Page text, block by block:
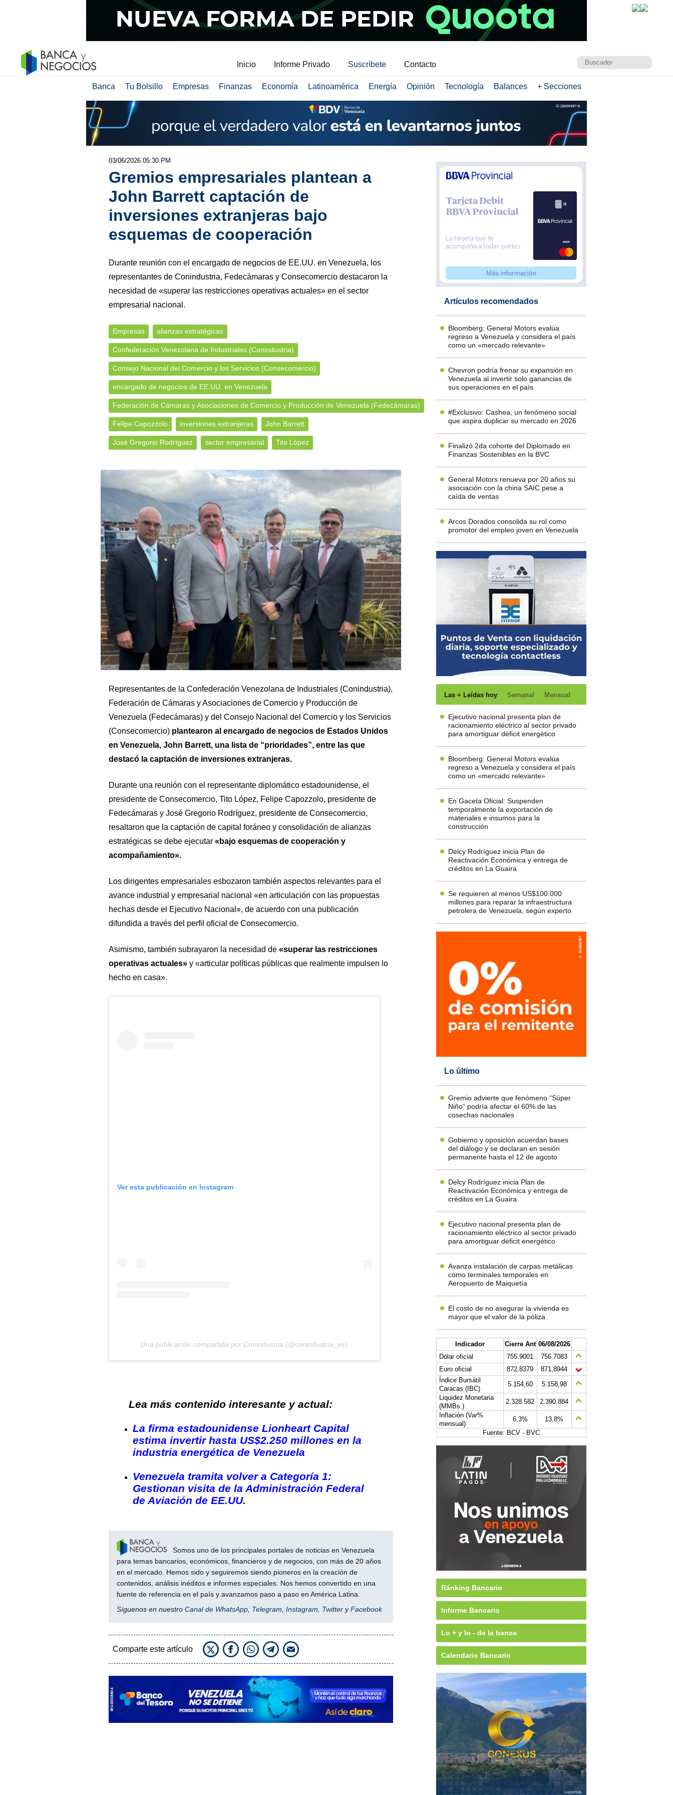
Inicio Informe Privado Suscríbete Contacto
Banca Tu Bolsillo Empresas Finanzas Economía Latinoamérica Energía Opinión Tecnología Balances + Secciones
03/06/2026 05:30 PM
Gremios empresariales plantean a
John Barrett captación de
inversiones extranjeras bajo
esquemas de cooperación
Durante reunión con el encargado de negocios de EE.UU. en Venezuela, los
representantes de Conindustria, Fedecámaras y Consecomercio destacaron la
necesidad de «superar las restricciones operativas actuales» en el sector
empresarial nacional.
Empresas alianzas estratégicas
Confederación Venezolana de Industriales (Conindustria)
Consejo Nacional del Comercio y los Servicios (Consecomercio)
encargado de negocios de EE.UU. en Venezuela
Federación de Cámaras y Asociaciones de Comercio y Producción de Venezuela (Fedecámaras)
Felipe Capozzolo inversiones extranjeras John Barrett
José Gregorio Rodríguez sector empresarial Tito López
Representantes de la Confederación Venezolana de Industriales (Conindustria),
Federación de Cámaras y Asociaciones de Comercio y Producción de
Venezuela (Fedecámaras) y del Consejo Nacional del Comercio y los Servicios
(Consecomercio) plantearon al encargado de negocios de Estados Unidos
en Venezuela, John Barrett, una lista de “prioridades”, entre las que
destacó la captación de inversiones extranjeras.
Durante una reunión con el representante diplomático estadounidense, el
presidente de Consecomercio, Tito López, Felipe Capozzolo, presidente de
Fedecámaras y José Gregorio Rodríguez, presidente de Consecomercio,
resaltaron que la captación de capital foráneo y consolidación de alianzas
estratégicas se debe ejecutar«bajo esquemas de cooperación y
acompañamiento».
Los dirigentes empresariales esbozaron también aspectos relevantes para el
avance industrial y empresarial nacional «en articulación con las propuestas
hechas desde el Ejecutivo Nacional», de acuerdo con una publicación
difundida a través del perfil oficial de Consecomercio.
Asimismo, también subrayaron la necesidad de«superar las restricciones
operativas actuales»y «articular políticas públicas que realmente impulsen lo
hecho en casa».
Ver esta publicación en Instagram
Una publicación compartida por Conindustria (@conindustria_ve)
Lea más contenido interesante y actual:
La firma estadounidense Lionheart Capital
estima invertir hasta US$2.250 millones en la
industria energética de Venezuela
Venezuela tramita volver a Categoría 1:
Gestionan visita de la Administración Federal
de Aviación de EE.UU.
Somos uno de los principales portales de noticias en Venezuela
para temas bancarios, económicos, financieros y de negocios, con más de 20 años
en el mercado. Hemos sido y seguiremos siendo pioneros en la creación de
contenidos, análisis inéditos e informes especiales. Nos hemos convertido en una
fuente de referencia en el país y avanzamos paso a paso en América Latina.
Síguenos en nuestro Canal de WhatsApp, Telegram Instagram TwitteryFacebook
Comparte este artículo
Artículos recomendados
Bloomberg: General Motors evalúa
regreso a Venezuela y considera el país
como un «mercado relevante»
Chevron podría frenar su expansión en
Venezuela al invertir solo ganancias de
sus operaciones en el país
#Exclusivo: Cashea, un fenómeno social
que aspira duplicar su mercado en 2026
Finalizó 2da cohorte del Diplomado en
Finanzas Sostenibles en la BVC
General Motors renueva por 20 años su
asociación con la china SAIC pese a
caída de ventas
Arcos Dorados consolida su rol como
promotor del empleo joven en Venezuela
Las + Leídas hoy Semanal Mensual
Ejecutivo nacional presenta plan de
racionamiento eléctrico al sector privado
para amortiguar déficit energético
Bloomberg: General Motors evalúa
regreso a Venezuela y considera el país
como un «mercado relevante»
En Gaceta Oficial: Suspenden
temporalmente la exportación de
materiales e insumos para la
construcción
Delcy Rodríguez inicia Plan de
Reactivación Económica y entrega de
créditos en La Guaira
Se requieren al menos US$100.000
millones para reparar la infraestructura
petrolera de Venezuela, según experto
Lo último
Gremio advierte que fenómeno “Súper
Niño” podría afectar el 60% de las
cosechas nacionales
Gobierno y oposición acuerdan bases
del diálogo y se declaran en sesión
permanente hasta el 12 de agosto
Delcy Rodríguez inicia Plan de
Reactivación Económica y entrega de
créditos en La Guaira
Ejecutivo nacional presenta plan de
racionamiento eléctrico al sector privado
para amortiguar déficit energético
Avanza instalación de carpas metálicas
como terminales temporales en
Aeropuerto de Maiquetía
El costo de no asegurar la vivienda es
mayor que el valor de la póliza
Indicador Cierre Ant 06/08/2026
Dólar oficial
755.9001
756.7083
Euro oficial
872,8379
871,8944
Índice Bursátil
Caracas (IBC)
5.154,60
5.158,98
Liquidez Monetaria
(MMBs.)
2.328.582
2.390.884
Inflación (Var%
mensual)
6,3%
13,8%
Fuente: BCV - BVC
Ránking Bancario
Informe Bancario
Lo + y lo - de la banca
Calendario Bancario